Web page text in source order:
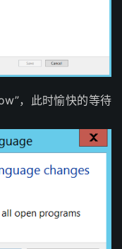
，此时愉快的等待